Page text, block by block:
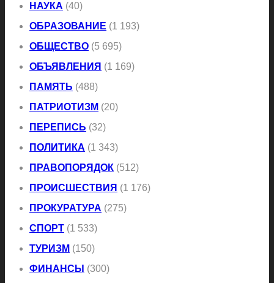
НАУКА (40)
ОБРАЗОВАНИЕ (1 193)
ОБЩЕСТВО (5 695)
ОБЪЯВЛЕНИЯ (1 169)
ПАМЯТЬ (488)
ПАТРИОТИЗМ (20)
ПЕРЕПИСЬ (32)
ПОЛИТИКА (1 343)
ПРАВОПОРЯДОК (512)
ПРОИСШЕСТВИЯ (1 176)
ПРОКУРАТУРА (275)
СПОРТ (1 533)
ТУРИЗМ (150)
ФИНАНСЫ (300)